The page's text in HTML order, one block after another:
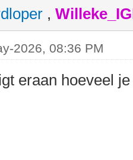
,
2026, 08:36 PM
eraan hoeveel